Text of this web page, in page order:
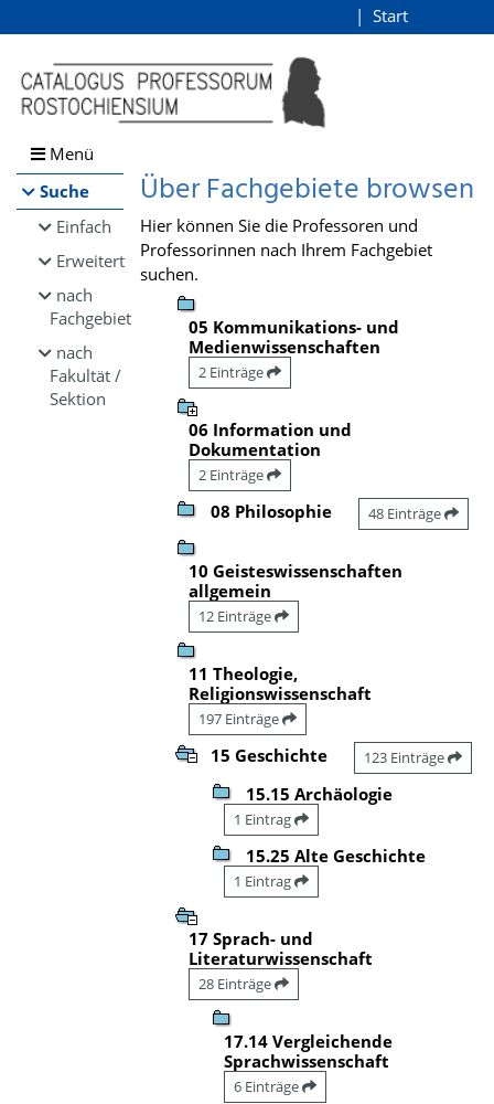
Browsen
direkt zum Inhalt
Start
Menü
Suche
Einfach
Erweitert
nach
Fachgebiet
nach
Fakultät /
Sektion
Über Fachgebiete browsen
Hier können Sie die Professoren und
Professorinnen nach Ihrem Fachgebiet
suchen.
05 Kommunikations- und
Medienwissenschaften
2 Einträge
06 Information und
Dokumentation
2 Einträge
08 Philosophie 48 Einträge
10 Geisteswissenschaften
allgemein
12 Einträge
11 Theologie,
Religionswissenschaft
197 Einträge
15 Geschichte 123 Einträge
15.15 Archäologie
1 Eintrag
15.25 Alte Geschichte
1 Eintrag
17 Sprach- und
Literaturwissenschaft
28 Einträge
17.14 Vergleichende
Sprachwissenschaft
6 Einträge